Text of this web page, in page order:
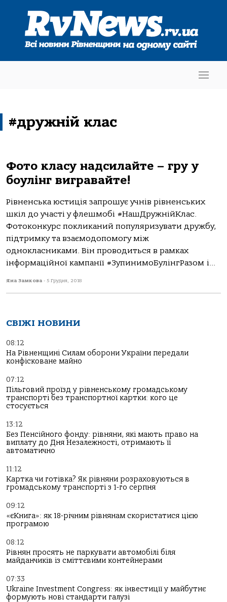
#дружній клас
Фото класу надсилайте – гру у
боулінг вигравайте!
Рівненська юстиція запрошує учнів рівненських
шкіл до участі у флешмобі #НашДружнійКлас.
Фотоконкурс покликаний популяризувати дружбу,
підтримку та взаємодопомогу між
однокласниками. Він проводиться в рамках
інформаційної кампанії #ЗупинимоБулінгРазом і...
Яна Замкова - 5 Грудня, 2018
СВІЖІ НОВИНИ
08:12
На Рівненщині Силам оборони України передали
конфісковане майно
07:12
Пільговий проїзд у рівненському громадському
транспорті без транспортної картки: кого це
стосується
13:12
Без Пенсійного фонду: рівняни, які мають право на
виплату до Дня Незалежності, отримають її
автоматично
11:12
Картка чи готівка? Як рівняни розраховуються в
громадському транспорті з 1-го серпня
09:12
«єКнига»: як 18-річним рівнянам скористатися цією
програмою
08:12
Рівнян просять не паркувати автомобілі біля
майданчиків із сміттєвими контейнерами
07:33
Ukraine Investment Congress: як інвестиції у майбутнє
формують нові стандарти галузі